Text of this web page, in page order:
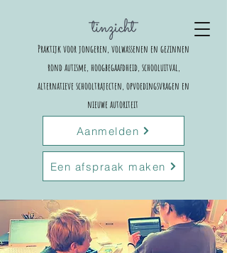
Praktijk voor jongeren, volwassenen en gezinnen
rond autisme, hoogbegaafdheid, schooluitval,
alternatieve schooltrajecten, opvoedingsvragen en
nieuwe autoriteit
Aanmelden
Een afspraak maken